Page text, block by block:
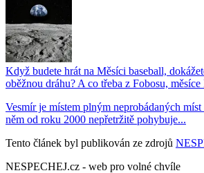
Když budete hrát na Měsíci baseball,
oběžnou dráhu? A co třeba z Fobosu, měsíce
Vesmír je místem plným neprobádaných
něm od roku 2000 nepřetržitě pohybuje...
Tento článek byl publikován ze zdrojů
NESPECHEJ.cz - web pro volné chvíle